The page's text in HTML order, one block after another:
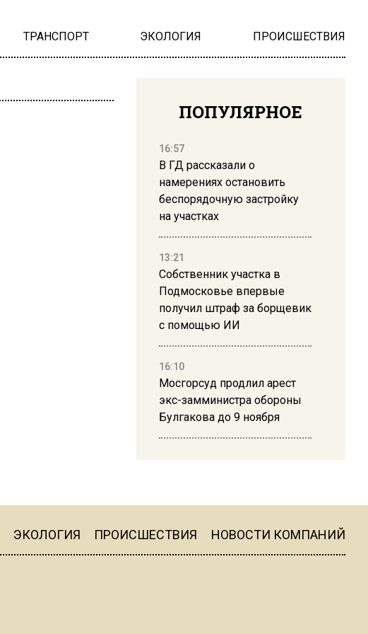
ТРАНСПОРТ ЭКОЛОГИЯ ПРОИСШЕСТВИЯ
ПОПУЛЯРНОЕ
16:57
В ГД рассказали о
намерениях остановить
беспорядочную застройку
на участках
13:21
Собственник участка в
Подмосковье впервые
получил штраф за борщевик
с помощью ИИ
16:10
Мосгорсуд продлил арест
экс-замминистра обороны
Булгакова до 9 ноября
16:19
ЭКОЛОГИЯ ПРОИСШЕСТВИЯ НОВОСТИ КОМПАНИЙ